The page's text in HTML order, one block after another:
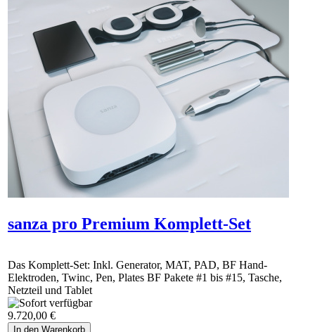
sanza pro Premium Komplett-Set
Das Komplett-Set: Inkl. Generator, MAT, PAD, BF Hand-
Elektroden, Twinc, Pen, Plates BF Pakete #1 bis #15, Tasche,
Netzteil und Tablet
9.720,00 €